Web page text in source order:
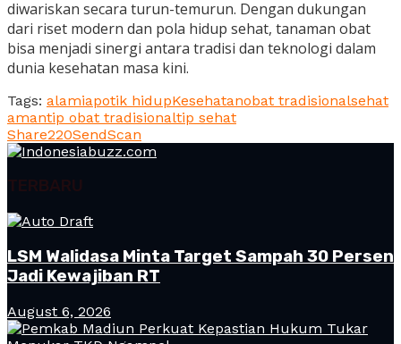
diwariskan secara turun-temurun. Dengan dukungan
dari riset modern dan pola hidup sehat, tanaman obat
bisa menjadi sinergi antara tradisi dan teknologi dalam
dunia kesehatan masa kini.
Tags: alamiapotik hidupKesehatanobat tradisionalsehat
amantip obat tradisionaltip sehat
Share220SendScan
TERBARU
LSM Walidasa Minta Target Sampah 30 Persen
Jadi Kewajiban RT
August 6, 2026